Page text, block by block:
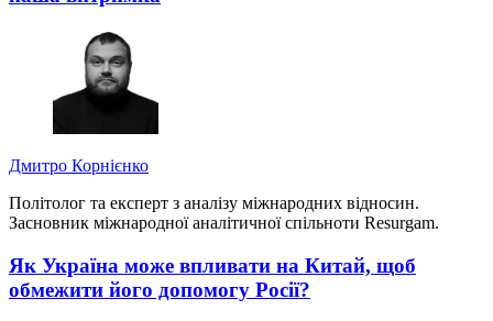
Дмитро Корнієнко
Політолог та експерт з аналізу міжнародних відносин.
Засновник міжнародної аналітичної спільноти Resurgam.
Як Україна може впливати на Китай, щоб
обмежити його допомогу Росії?